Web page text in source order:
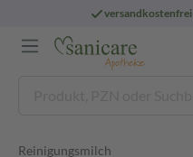
versandkostenfrei
Reinigungsmilch